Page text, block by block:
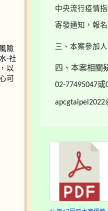
中央流行疫情
寄發通知，報
三、本案參加
四、本案相關
02-77495047或
險
-社
以
可